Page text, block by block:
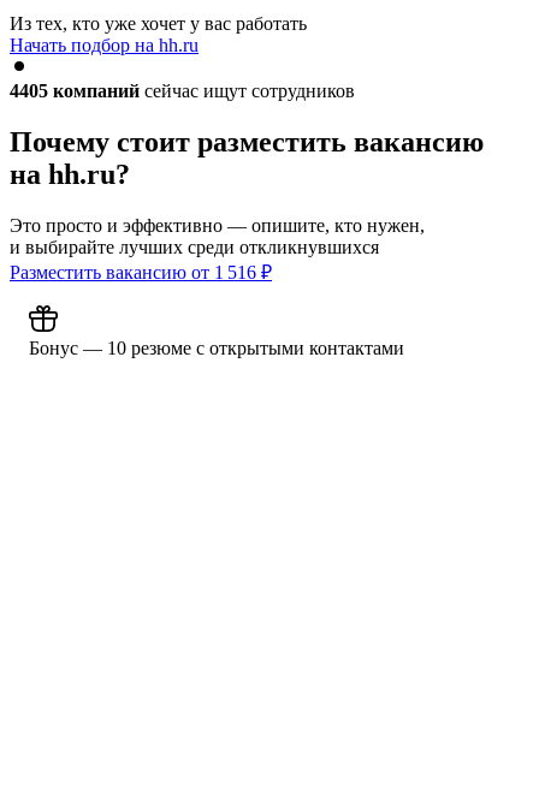
Из тех, кто уже хочет у вас работать
Начать подбор на hh.ru
4405 компаний сейчас ищут сотрудников
Почему стоит разместить вакансию
на hh.ru?
Это просто и эффективно — опишите, кто нужен,
и выбирайте лучших среди откликнувшихся
Разместить вакансию от 1 516 ₽
Бонус — 10 резюме с открытыми контактами